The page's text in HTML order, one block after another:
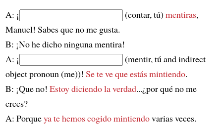
A: ¡ (contar, tú) mentiras,
Manuel! Sabes que no me gusta.
B: ¡No he dicho ninguna mentira!
A: ¡
(mentir, tú and indirect
object pronoun (me))! Se te veque estás mintiendo.
B: ¡Que no! Estoy diciendo la verdad...¿por qué no me
crees?
A: Porqueya te hemos cogido mintiendovarias veces.